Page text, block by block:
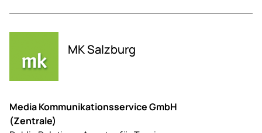
MK Salzburg
Media Kommunikationsservice GmbH
(Zentrale)